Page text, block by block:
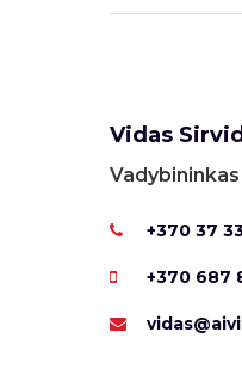
Vidas
Vadybininkas
+370 37
+370 687